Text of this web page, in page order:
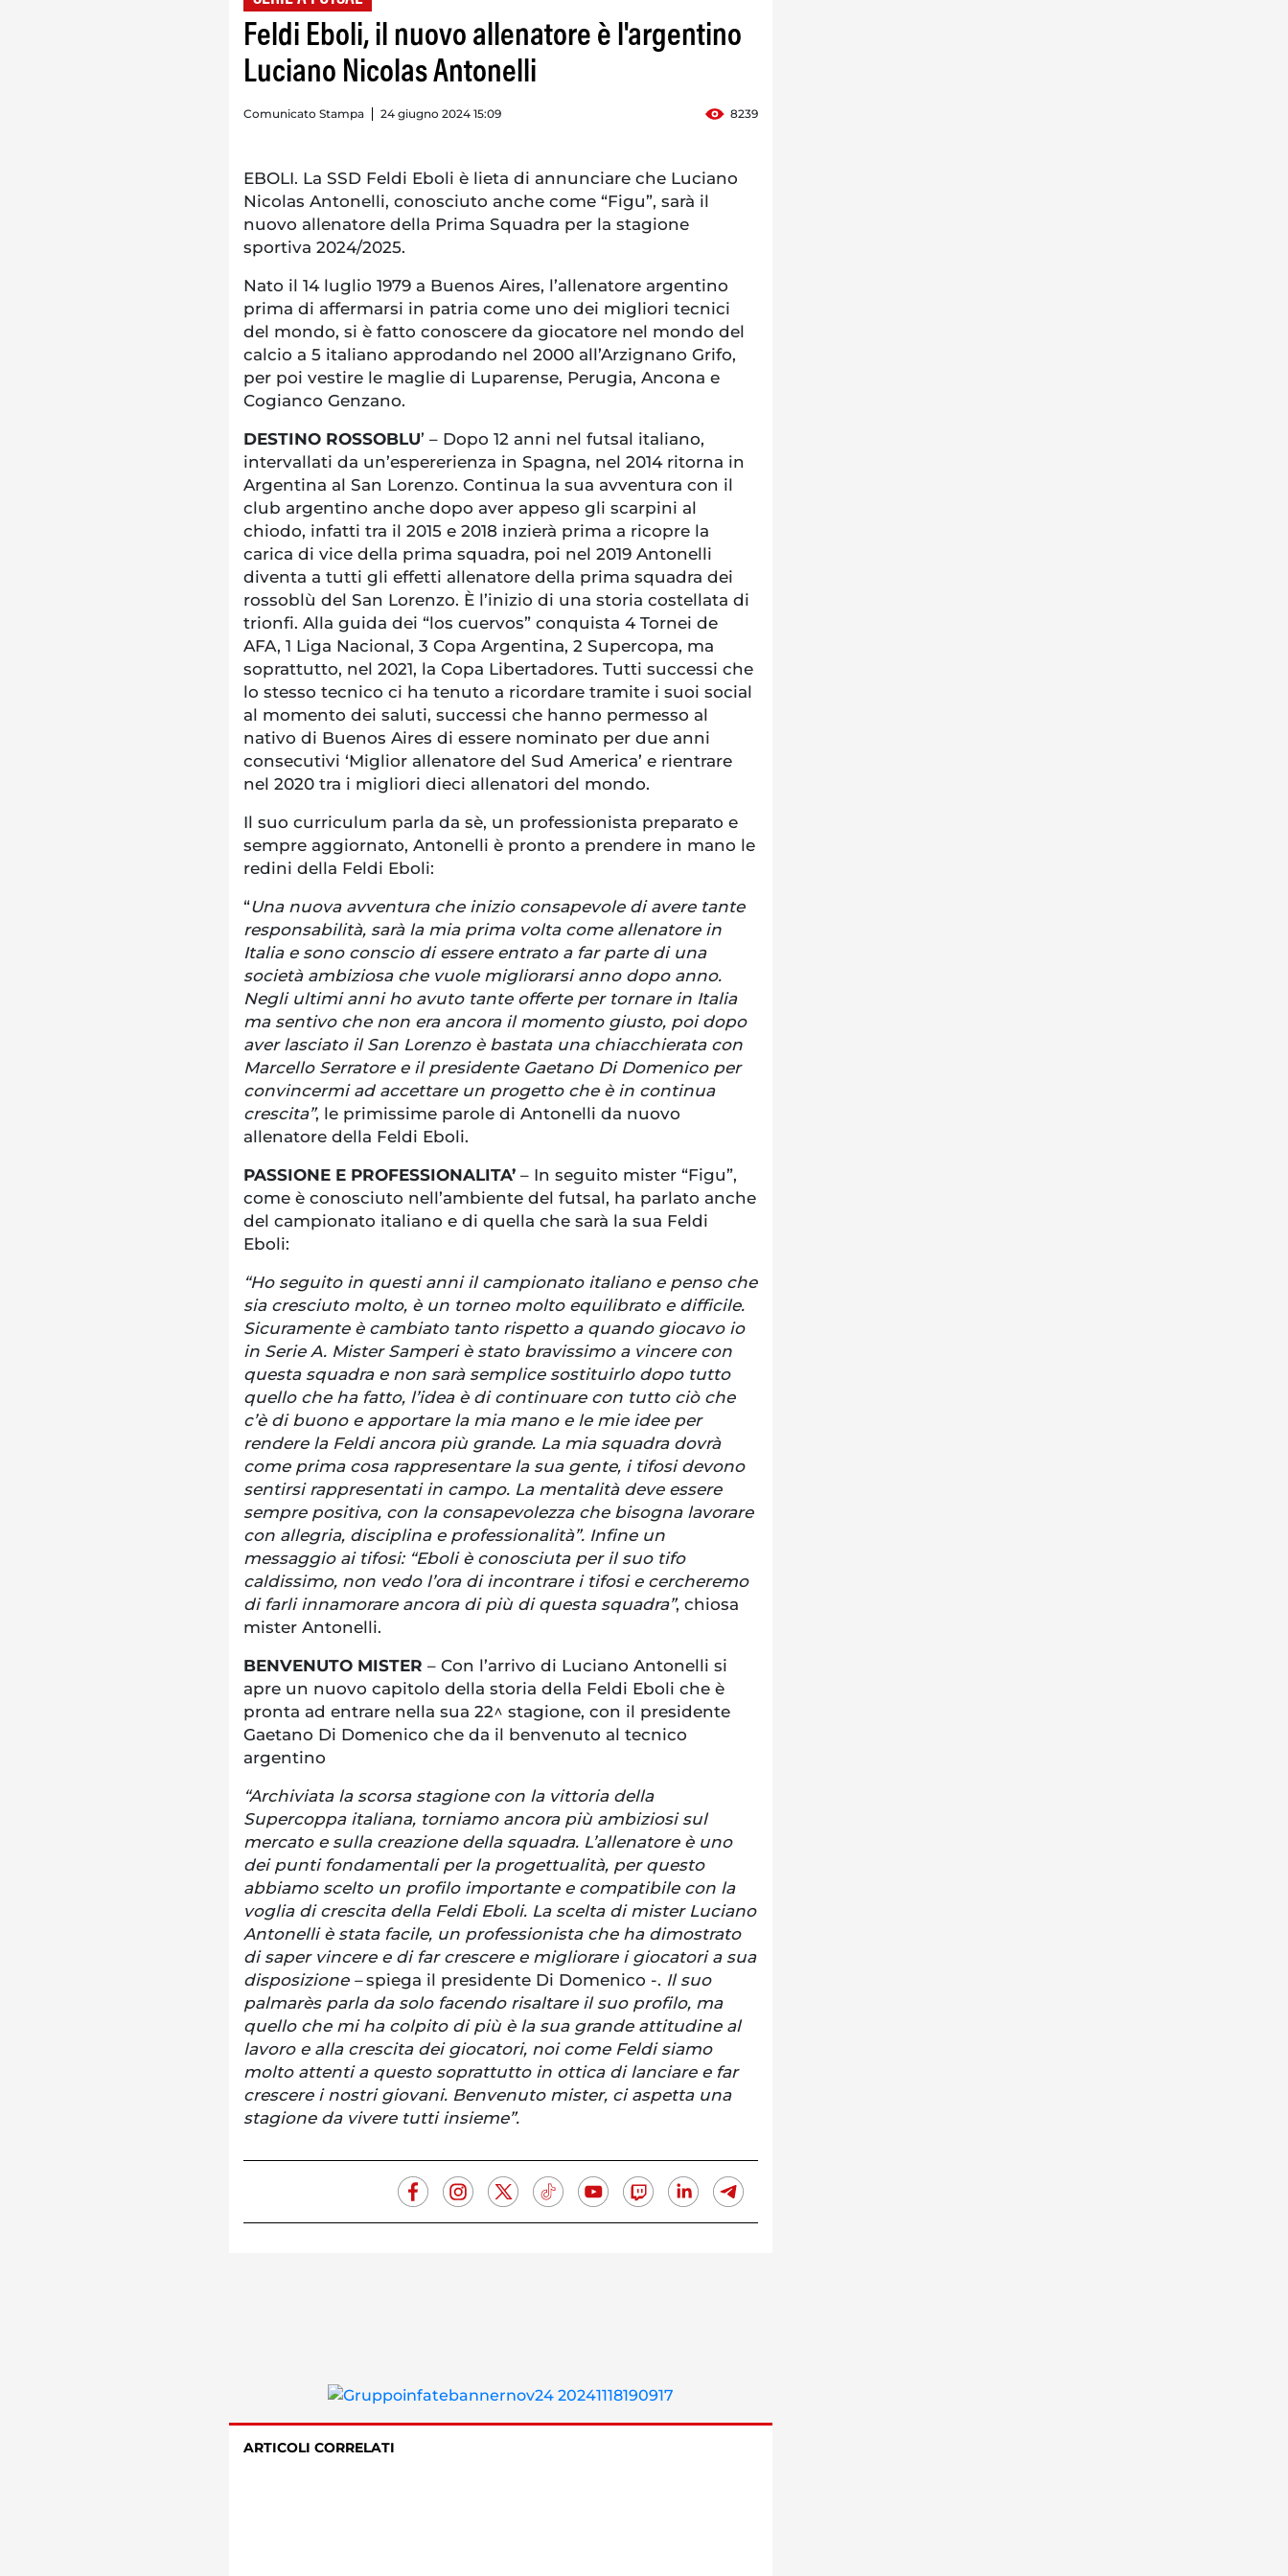
Feldi Eboli, il nuovo allenatore è l'argentino
Luciano Nicolas Antonelli
Comunicato Stampa 24 giugno 2024 15:09 8239
EBOLI. La SSD Feldi Eboli è lieta di annunciare che Luciano
Nicolas Antonelli, conosciuto anche come “Figu”, sarà il
nuovo allenatore della Prima Squadra per la stagione
sportiva 2024/2025.
Nato il 14 luglio 1979 a Buenos Aires, l’allenatore argentino
prima di affermarsi in patria come uno dei migliori tecnici
del mondo, si è fatto conoscere da giocatore nel mondo del
calcio a 5 italiano approdando nel 2000 all’Arzignano Grifo,
per poi vestire le maglie di Luparense, Perugia, Ancona e
Cogianco Genzano.
DESTINO ROSSOBLU’ – Dopo 12 anni nel futsal italiano,
intervallati da un’espererienza in Spagna, nel 2014 ritorna in
Argentina al San Lorenzo. Continua la sua avventura con il
club argentino anche dopo aver appeso gli scarpini al
chiodo, infatti tra il 2015 e 2018 inzierà prima a ricopre la
carica di vice della prima squadra, poi nel 2019 Antonelli
diventa a tutti gli effetti allenatore della prima squadra dei
rossoblù del San Lorenzo. È l’inizio di una storia costellata di
trionfi. Alla guida dei “los cuervos” conquista 4 Tornei de
AFA, 1 Liga Nacional, 3 Copa Argentina, 2 Supercopa, ma
soprattutto, nel 2021, la Copa Libertadores. Tutti successi che
lo stesso tecnico ci ha tenuto a ricordare tramite i suoi social
al momento dei saluti, successi che hanno permesso al
nativo di Buenos Aires di essere nominato per due anni
consecutivi ‘Miglior allenatore del Sud America’ e rientrare
nel 2020 tra i migliori dieci allenatori del mondo.
Il suo curriculum parla da sè, un professionista preparato e
sempre aggiornato, Antonelli è pronto a prendere in mano le
redini della Feldi Eboli:
“Una nuova avventura che inizio consapevole di avere tante
responsabilità, sarà la mia prima volta come allenatore in
Italia e sono conscio di essere entrato a far parte di una
società ambiziosa che vuole migliorarsi anno dopo anno.
Negli ultimi anni ho avuto tante offerte per tornare in Italia
ma sentivo che non era ancora il momento giusto, poi dopo
aver lasciato il San Lorenzo è bastata una chiacchierata con
Marcello Serratore e il presidente Gaetano Di Domenico per
convincermi ad accettare un progetto che è in continua
crescita”, le primissime parole di Antonelli da nuovo
allenatore della Feldi Eboli.
PASSIONE E PROFESSIONALITA’ – In seguito mister “Figu”,
come è conosciuto nell’ambiente del futsal, ha parlato anche
del campionato italiano e di quella che sarà la sua Feldi
Eboli:
“Ho seguito in questi anni il campionato italiano e penso che
sia cresciuto molto, è un torneo molto equilibrato e difficile.
Sicuramente è cambiato tanto rispetto a quando giocavo io
in Serie A. Mister Samperi è stato bravissimo a vincere con
questa squadra e non sarà semplice sostituirlo dopo tutto
quello che ha fatto, l’idea è di continuare con tutto ciò che
c’è di buono e apportare la mia mano e le mie idee per
rendere la Feldi ancora più grande. La mia squadra dovrà
come prima cosa rappresentare la sua gente, i tifosi devono
sentirsi rappresentati in campo. La mentalità deve essere
sempre positiva, con la consapevolezza che bisogna lavorare
con allegria, disciplina e professionalità”. Infine un
messaggio ai tifosi: “Eboli è conosciuta per il suo tifo
caldissimo, non vedo l’ora di incontrare i tifosi e cercheremo
di farli innamorare ancora di più di questa squadra”, chiosa
mister Antonelli.
BENVENUTO MISTER – Con l’arrivo di Luciano Antonelli si
apre un nuovo capitolo della storia della Feldi Eboli che è
pronta ad entrare nella sua 22^ stagione, con il presidente
Gaetano Di Domenico che da il benvenuto al tecnico
argentino
“Archiviata la scorsa stagione con la vittoria della
Supercoppa italiana, torniamo ancora più ambiziosi sul
mercato e sulla creazione della squadra. L’allenatore è uno
dei punti fondamentali per la progettualità, per questo
abbiamo scelto un profilo importante e compatibile con la
voglia di crescita della Feldi Eboli. La scelta di mister Luciano
Antonelli è stata facile, un professionista che ha dimostrato
di saper vincere e di far crescere e migliorare i giocatori a sua
disposizione –spiega il presidente Di Domenico -. Il suo
palmarès parla da solo facendo risaltare il suo profilo, ma
quello che mi ha colpito di più è la sua grande attitudine al
lavoro e alla crescita dei giocatori, noi come Feldi siamo
molto attenti a questo soprattutto in ottica di lanciare e far
crescere i nostri giovani. Benvenuto mister, ci aspetta una
stagione da vivere tutti insieme”.
ARTICOLI CORRELATI